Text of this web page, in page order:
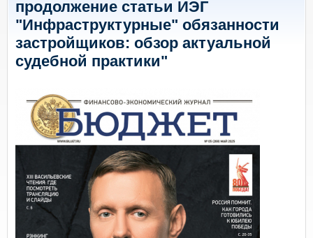
продолжение статьи ИЭГ
"Инфраструктурные" обязанности
застройщиков: обзор актуальной
судебной практики"